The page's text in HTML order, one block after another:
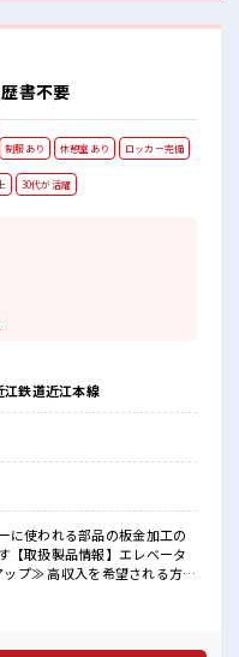
書不要
制服あり 休憩室あり ロッカー完備
30代が活躍
喫！
ど、
いきましょう！
江鉄道近江本線
に使われる部品の板金加工の
【取扱製品情報】エレベータ
あります♪ ≪週休2日制≫ 週
ャレンジするのは不安だけ